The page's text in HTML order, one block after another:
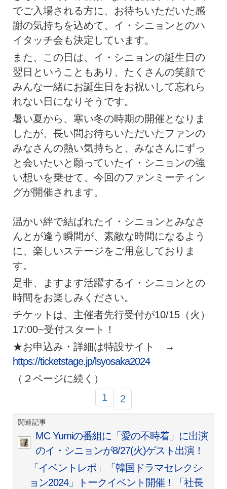
でご入場される方に、お待ちいただいた感
謝の気持ちを込めて、イ・シニョンとのハ
イタッチ会も決定しています。
また、この日は、イ・シニョンの誕生日の
翌日ということもあり、たくさんの笑顔で
みんな一緒にお誕生日をお祝いして忘れら
れない日になりそうです。
暑い夏から、寒い冬の時期の開催となりま
したが、長い間お待ちいただいたファンの
みなさんの熱い気持ちと、みなさんにずっ
と会いたいと願っていたイ・シニョンの強
い想いを乗せて、今回のファンミーティン
グが開催されます。
温かい絆で結ばれたイ・シニョンとみなさ
んとが逢う瞬間が、素敵な時間になるよう
に、楽しいステージをご用意しておりま
す。
是非、ますます活躍するイ・シニョンとの
時間をお楽しみください。
チケットは、主催者先行受付が10/15（火）
17:00~受付スタート！
★お申込み・詳細は特設サイト →
https://ticketstage.jp/lsyosaka2024
（２ページに続く）
1
2
関連記事
MC Yumiの番組に「愛の不時着」に出演
のイ・シニョンが8/27(火)ゲスト出演！
「イベントレポ」「韓国ドラマセレクシ
ョン2024」トークイベント開催！「社長